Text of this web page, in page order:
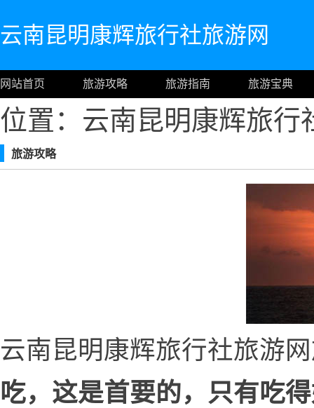
云南昆明康辉旅行社旅游网
网站首页 旅游攻略 旅游指南 旅游宝典
位置：云南昆明康辉旅
旅游攻略
云南昆明康辉旅行社旅游
吃，这是首要的，只有吃